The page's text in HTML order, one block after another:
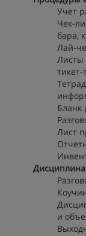
Учет
Чек-
бара,
Лай-
Листы
Бланк
Лист
и